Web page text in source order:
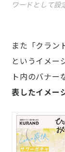
ワードとして設
また「クラン
というイメー
ト内のバナー
表したイメー